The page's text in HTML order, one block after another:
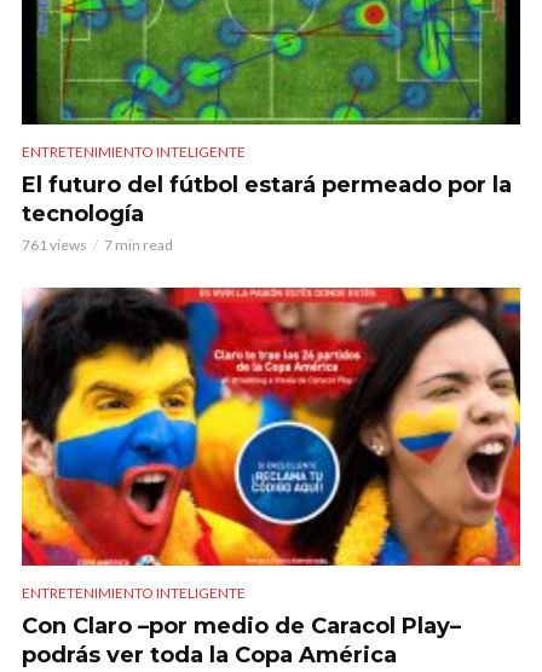
ENTRETENIMIENTO INTELIGENTE
El futuro del fútbol estará permeado por la
tecnología
761 views 7 min read
ENTRETENIMIENTO INTELIGENTE
Con Claro –por medio de Caracol Play–
podrás ver toda la Copa América